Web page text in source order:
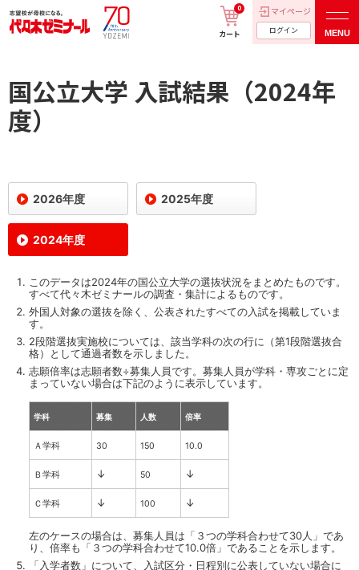
カート
0 マイページ
ログイン MENU
国公立大学 入試結果（2024年
度）
2026年度 2025年度
2024年度
このデータは2024年の国公立大学の選抜状況をまとめたものです。
すべて代々木ゼミナールの調査・集計によるものです。
外国人対象の選抜を除く、公表されたすべての入試を掲載していま
す。
2段階選抜実施校については、該当学科の次の行に（第1段階選抜合
格）として通過者数を示しました。
志願倍率は志願者数÷募集人員です。募集人員が学科・専攻ごとに定
まっていない場合は下記のように表示しています。
学科 募集 人数 倍率
Ａ学科 30 150 10.0
Ｂ学科 ↓ 50 ↓
Ｃ学科 ↓ 100 ↓
左のケースの場合は、募集人員は「３つの学科合わせて30人」であ
り、倍率も「３つの学科合わせて10.0倍」であることを示します。
「入学者数」について、入試区分・日程別に公表していない場合に